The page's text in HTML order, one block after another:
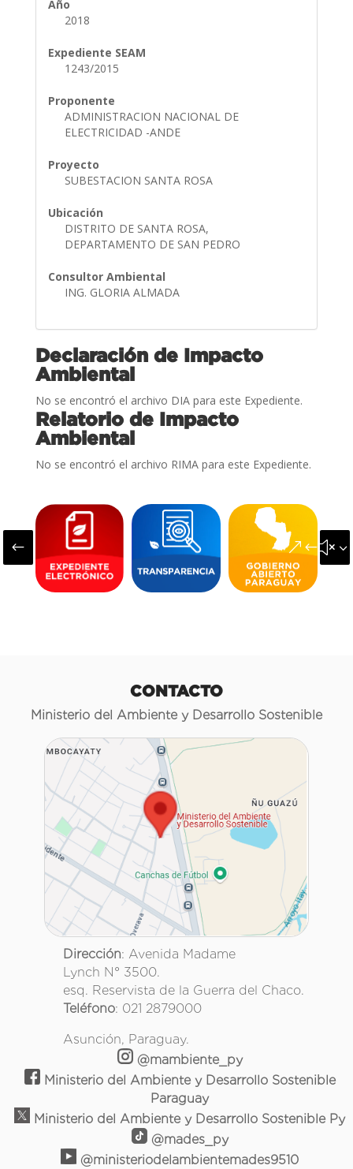
Año
2018
Expediente SEAM
1243/2015
Proponente
ADMINISTRACION NACIONAL DE
ELECTRICIDAD -ANDE
Proyecto
SUBESTACION SANTA ROSA
Ubicación
DISTRITO DE SANTA ROSA,
DEPARTAMENTO DE SAN PEDRO
Consultor Ambiental
ING. GLORIA ALMADA
Declaración de Impacto
Ambiental
No se encontró el archivo DIA para este Expediente.
Relatorio de Impacto
Ambiental
No se encontró el archivo RIMA para este Expediente.
#
CONTACTO
Ministerio del Ambiente y Desarrollo Sostenible
Dirección: Avenida Madame
Lynch N° 3500.
esq. Reservista de la Guerra del Chaco.
Teléfono: 021 2879000
Asunción, Paraguay.
@mambiente_py
Ministerio del Ambiente y Desarrollo Sostenible
Paraguay
Ministerio del Ambiente y Desarrollo Sostenible Py
@mades_py
@ministeriodelambientemades9510